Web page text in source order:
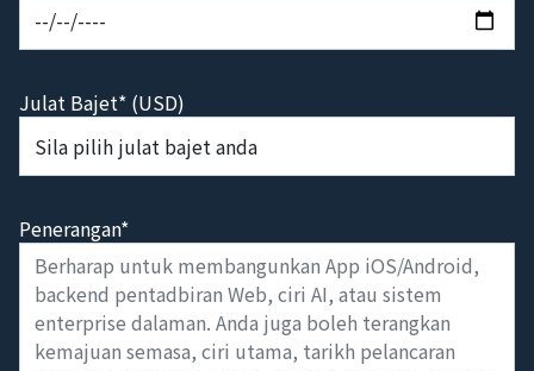
Tarikh pelepasan produk dijangka
Julat Bajet* (USD)
Penerangan*